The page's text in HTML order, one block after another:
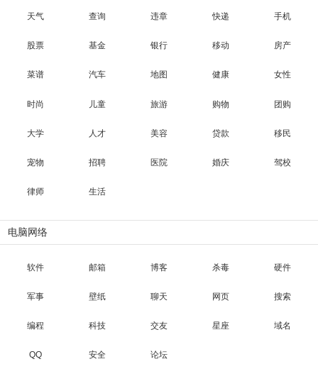
天气 查询 违章 快递 手机
股票 基金 银行 移动 房产
菜谱 汽车 地图 健康 女性
时尚 儿童 旅游 购物 团购
大学 人才 美容 贷款 移民
宠物 招聘 医院 婚庆 驾校
律师 生活
电脑网络
软件 邮箱 博客 杀毒 硬件
军事 壁纸 聊天 网页 搜索
编程 科技 交友 星座 域名
QQ 安全 论坛